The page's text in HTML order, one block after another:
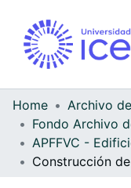
Home